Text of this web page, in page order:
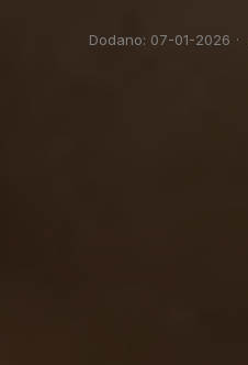
Dodano: 07-01-2026 ·